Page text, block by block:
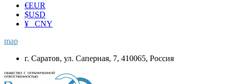
€EUR
$USD
¥ CNY
map
г. Саратов, ул. Саперная, 7, 410065, Россия